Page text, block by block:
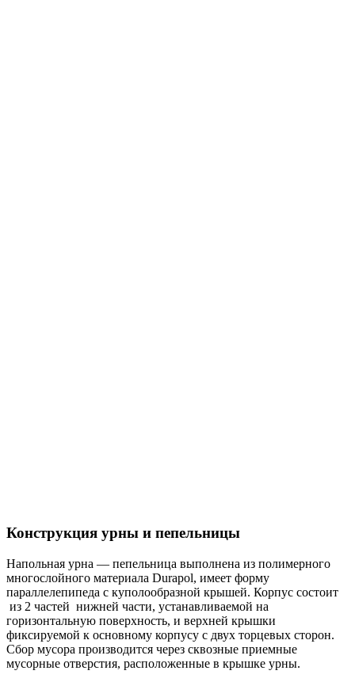
Конструкция урны и пепельницы
Напольная урна — пепельница выполнена из полимерного
многослойного материала Durapol, имеет форму
параллелепипеда с куполообразной крышей. Корпус состоит
из 2 частей нижней части, устанавливаемой на
горизонтальную поверхность, и верхней крышки
фиксируемой к основному корпусу с двух торцевых сторон.
Сбор мусора производится через сквозные приемные
мусорные отверстия, расположенные в крышке урны.